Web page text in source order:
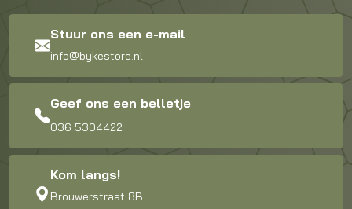
Stuur ons een e-mail
info@bykestore.nl
Geef ons een belletje
036 5304422
Kom langs!
Brouwerstraat 8B